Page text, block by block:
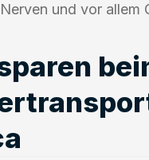
und vor allem